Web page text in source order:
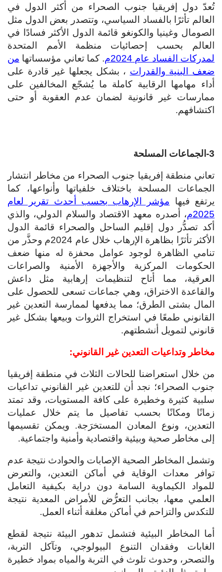
تُعدّ دول إفريقيا جنوب الصحراء من أكثر الدول في
العالم تأثرًا بالفساد السياسي، وتتصدر بعض الدول مثل
الصومال وغينيا والكونغو قائمة الدول الأكثر فسادًا في
العالم بحسب إحصائيات منظمة الأمم المتحدة
لمدركات الفساد عام 2024م
. كما تعاني مؤسساتها من
ضعف البنية والقدرات ، بشكل يجعلها غير قادرة على
أداء مهامها الرقابية كاملة ما يُشجّع المخالفين على
ممارسات غير قانونية لضمان عدم العقوبة أو حتى
اكتشافهم.
3-الجماعات المسلحة
تعاني منطقة إفريقيا جنوب الصحراء من مخاطر انتشار
الجماعات المسلحة باختلاف خلفياتها وأنواعها، كما
يرتفع فيها مؤشر الإرهاب بحسب أحدث تقرير لعام
2025م
، أصدره معهد الاقتصاد والسلام الدولي، والذي
أكد تصدُّر دول إقليم الساحل والصحراء قائمة الدول
الأكثر تأثرًا بظاهرة الإرهاب خلال عام 2024م وحذَّر من
تنامي الظاهرة لوجود عوامل محفزة له منها ضعف
الحكومات المركزية والأجهزة الأمنية والصراعات
العرقية، مما أتاح لتنظيمات إرهابية مثل داعش
والقاعدة الاختراق، وهي جماعات تسعى للحصول على
المال بشتى الطرق؛ مما يدفعها لممارسة التعدين غير
القانوني طمعًا في استخراج الثروات وبيعها بشكل غير
قانوني لتمويل أنشطتهم.
مخاطر وتداعيات التعدين غير القانوني:
من خلال استعراضنا للحالات الثلاث في منطقة إفريقيا
جنوب الصحراء؛ نجد أن للتعدين غير القانوني تداعيات
سلبية كثيرة وخطيرة على كافة المستويات، وقد تمتد
زمانًا ومكانًا بحسب تفاصيل ما يتم خلال عمليات
التعدين، ونوع المعادن المستخرَجة. ويمكن تقسيمها
إلى مخاطر صحية وبيئية واقتصادية وأمنية واجتماعية.
وتشمل المخاطر الصحية الإصابات والحوادث نتيجة عدم
توافر معدات الوقاية في أماكن التعدين، والتعرض
للمواد الكيماوية السامة دون دراية بكيفية التعامل
العلمي معها، بجانب التعرُّض للأمراض المعدية نتيجة
للتكدس والتزاحم في أماكن مغلقة أثناء العمل.
أما المخاطر البيئية فتشمل تدهور البيئة نتيجة لقطع
الغابات وفقدان التنوع البيولوجي، وتآكل التربة،
والتصحر، وحدوث تلوث في التربة والمياه بمواد خطيرة